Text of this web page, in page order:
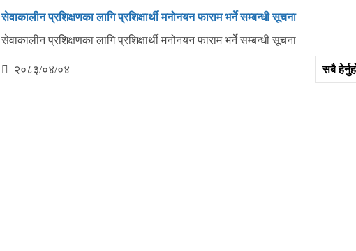
सेवाकालीन प्रशिक्षणका लागि प्रशिक्षार्थी मनोनयन फाराम भर्ने सम्बन्धी सूचना
सेवाकालीन प्रशिक्षणका लागि प्रशिक्षार्थी मनोनयन फाराम भर्ने सम्बन्धी सूचना
२०८३/०४/०४ सबै